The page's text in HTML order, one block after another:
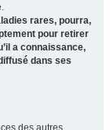
rares, pourra,
pour retirer
a connaissance,
dans ses
des autres